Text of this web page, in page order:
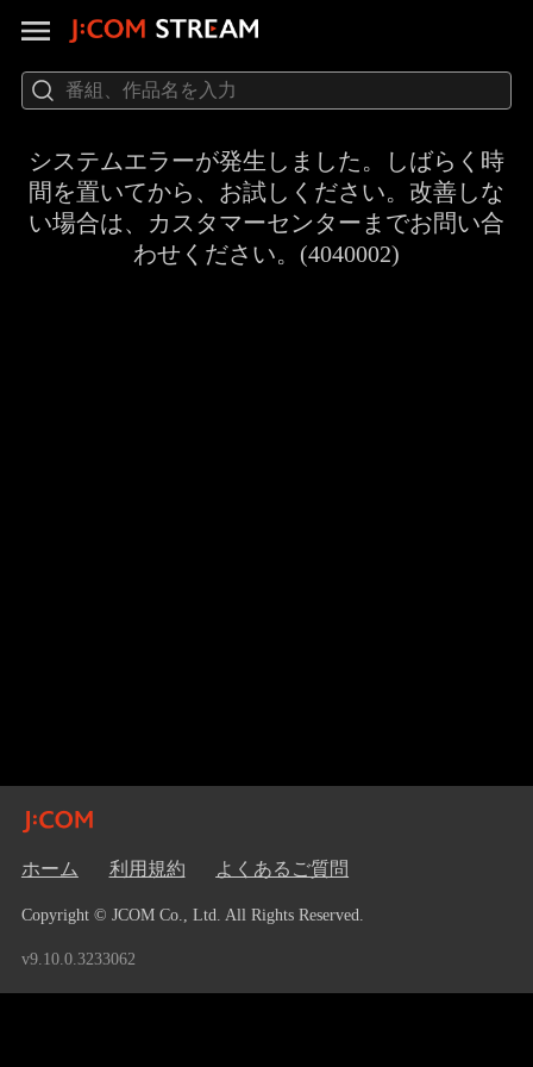
システムエラーが発生しました。しばらく時
間を置いてから、お試しください。改善しな
い場合は、カスタマーセンターまでお問い合
わせください。(4040002)
ホーム 利用規約 よくあるご質問
Copyright © JCOM Co., Ltd. All Rights Reserved.
v9.10.0.3233062